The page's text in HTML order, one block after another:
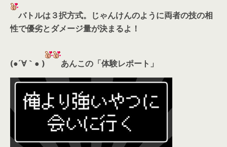
バトルは３択方式。じゃんけんのように両者の技の相
性で優劣とダメージ量が決まるよ！
(●´∀｀● ) あんこの「体験レポート」